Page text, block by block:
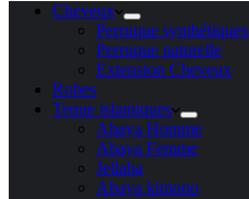
Cheveux
Perruque synthétiques
Perruque naturelle
Extension Cheveux
Robes
Tenue islamiques
Abaya Homme
Abaya Femme
Jellaba
Abaya kimono